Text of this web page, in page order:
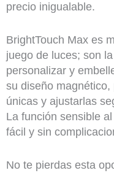
precio inigualable.
BrightTouch Max es
juego de luces; son
personalizar y
su diseño
únicas y ajustarlas
La función sensible
fácil y sin
No te pierdas esta